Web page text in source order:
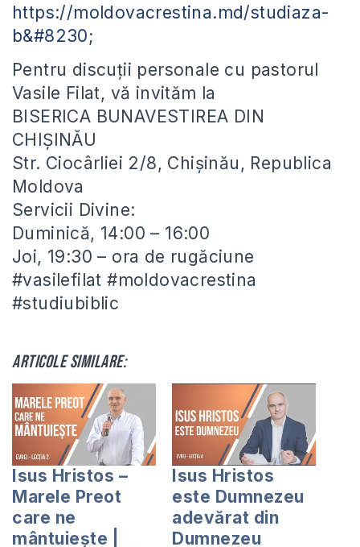
https://moldovacrestina.md/studiaza-
b&#8230;
Pentru discuții personale cu pastorul
Vasile Filat, vă invităm la
BISERICA BUNAVESTIREA DIN
CHIȘINĂU
Str. Ciocârliei 2/8, Chișinău, Republica
Moldova
Servicii Divine:
Duminică, 14:00 – 16:00
Joi, 19:30 – ora de rugăciune
#vasilefilat #moldovacrestina
#studiubiblic
Articole similare:
Isus Hristos –
Marele Preot
care ne
mântuiește |
Isus Hristos
este Dumnezeu
adevărat din
Dumnezeu